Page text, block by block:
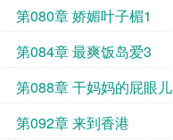
第080章 娇媚叶子楣1
第084章 最爽饭岛爱3
第088章 干妈妈的屁眼儿
第092章 来到香港